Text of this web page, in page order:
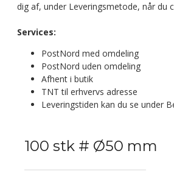
dig af, under Leveringsmetode, når du
Services:
PostNord med omdeling
PostNord uden omdeling
Afhent i butik
TNT til erhvervs adresse
Leveringstiden kan du se under
100 stk # Ø50 mm